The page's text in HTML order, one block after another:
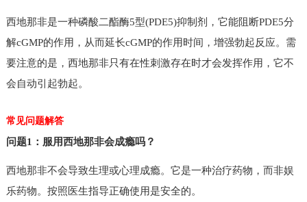
西地那非是一种磷酸二酯酶5型(PDE5)抑制剂，它能阻断PDE5分
解cGMP的作用，从而延长cGMP的作用时间，增强勃起反应。需
要注意的是，西地那非只有在性刺激存在时才会发挥作用，它不
会自动引起勃起。
常见问题解答
问题1：服用西地那非会成瘾吗？
西地那非不会导致生理或心理成瘾。它是一种治疗药物，而非娱
乐药物。按照医生指导正确使用是安全的。